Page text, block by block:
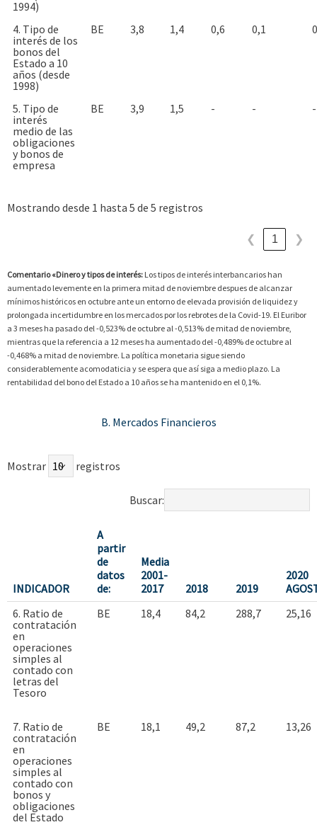
1994)
4. Tipo de
interés de los
bonos del
Estado a 10
años (desde
1998)
BE 3,8 1,4 0,6 0,1
5. Tipo de
interés
medio de las
obligaciones
y bonos de
empresa
BE 3,9 1,5 - - -
Mostrando desde 1 hasta 5 de 5 registros
❮ 1 ❯
Comentario «Dinero y tipos de interés: Los tipos de interés interbancarios han
aumentado levemente en la primera mitad de noviembre despues de alcanzar
mínimos históricos en octubre ante un entorno de elevada provisión de liquidez y
prolongada incertidumbre en los mercados por los rebrotes de la Covid-19. El Euribor
a 3 meses ha pasado del -0,523% de octubre al -0,513% de mitad de noviembre,
mientras que la referencia a 12 meses ha aumentado del -0,489% de octubre al
-0,468% a mitad de noviembre. La política monetaria sigue siendo
considerablemente acomodaticia y se espera que así siga a medio plazo. La
rentabilidad del bono del Estado a 10 años se ha mantenido en el 0,1%.
B. Mercados Financieros
Mostrar registros
Buscar:
INDICADOR
A
partir
de
datos
de:
Media
2001-
2017
2018 2019
2020
6. Ratio de
contratación
en
operaciones
simples al
contado con
letras del
Tesoro
BE 18,4 84,2 288,7 25,16
7. Ratio de
contratación
en
operaciones
simples al
contado con
bonos y
obligaciones
del Estado
BE 18,1 49,2 87,2 13,26